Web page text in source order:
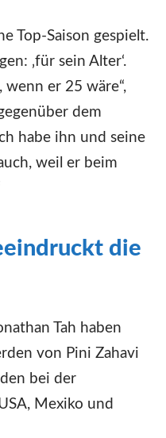
Top-Saison gespielt.
‚für sein Alter‘.
wenn er 25 wäre“,
dem
habe ihn und seine
weil er beim
die
Tah haben
von Pini Zahavi
bei der
Mexiko und